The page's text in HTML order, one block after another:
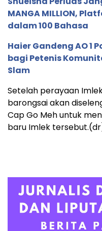
MANGA MILLION,
dalam 100 Bahasa
Haier Gandeng AO 1
bagi Petenis
Slam
Setelah perayaan
barongsai akan
Cap Go Meh untuk
baru Imlek